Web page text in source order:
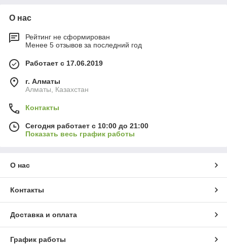
О нас
Рейтинг не сформирован
Менее 5 отзывов за последний год
Работает с 17.06.2019
г. Алматы
Алматы, Казахстан
Контакты
Сегодня работает с 10:00 до 21:00
Показать весь график работы
О нас
Контакты
Доставка и оплата
График работы